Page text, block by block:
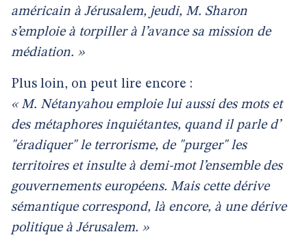
américain à Jérusalem, jeudi, M. Sharon
s’emploie à torpiller à l’avance sa mission de
médiation. »
Plus loin, on peut lire encore :
« M. Nétanyahou emploie lui aussi des mots et
des métaphores inquiétantes, quand il parle d’
"éradiquer" le terrorisme, de "purger" les
territoires et insulte à demi-mot l’ensemble des
gouvernements européens. Mais cette dérive
sémantique correspond, là encore, à une dérive
politique à Jérusalem. »